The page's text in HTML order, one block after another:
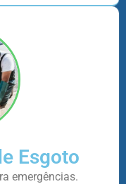
Esgoto
emergências.